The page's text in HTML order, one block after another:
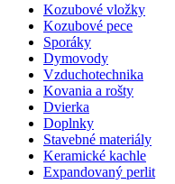
Kozubové vložky
Kozubové pece
Sporáky
Dymovody
Vzduchotechnika
Kovania a rošty
Dvierka
Doplnky
Stavebné materiály
Keramické kachle
Expandovaný perlit